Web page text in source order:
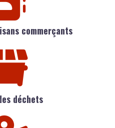
commerçants
déchets